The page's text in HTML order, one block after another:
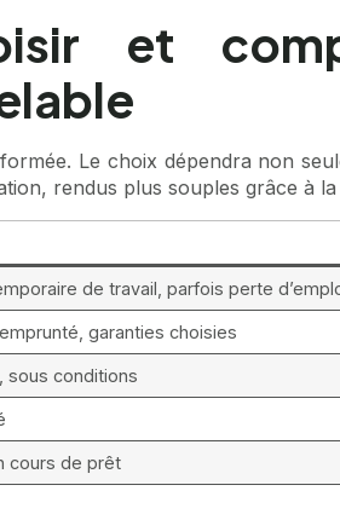
et
Le choix dépendra non
rendus plus souples grâce à
de travail, parfois perte
garanties choisies
sous conditions
cours de prêt